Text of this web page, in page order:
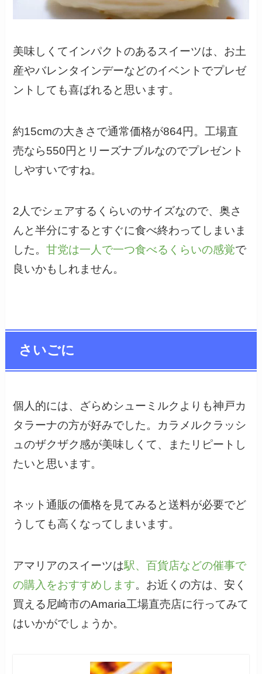
美味しくてインパクトのあるスイーツは、お土
産やバレンタインデーなどのイベントでプレゼ
ントしても喜ばれると思います。
約15cmの大きさで通常価格が864円。工場直
売なら550円とリーズナブルなのでプレゼント
しやすいですね。
2人でシェアするくらいのサイズなので、奥さ
んと半分にするとすぐに食べ終わってしまいま
した。甘党は一人で一つ食べるくらいの感覚で
良いかもしれません。
さいごに
個人的には、ざらめシューミルクよりも神戸カ
タラーナの方が好みでした。カラメルクラッシ
ュのザクザク感が美味しくて、またリピートし
たいと思います。
ネット通販の価格を見てみると送料が必要でど
うしても高くなってしまいます。
アマリアのスイーツは駅、百貨店などの催事で
の購入をおすすめします。お近くの方は、安く
買える尼崎市のAmaria工場直売店に行ってみて
はいかがでしょうか。